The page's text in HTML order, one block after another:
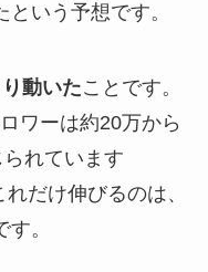
いう予想です。
動いたことです。
ワーは約20万から
れています
だけ伸びるのは、
。